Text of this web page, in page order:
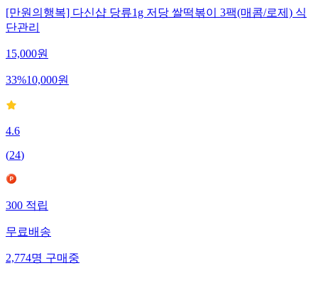
[만원의행복] 다신샵 당류1g 저당 쌀떡볶이 3팩(매콤/로제) 식
단관리
15,000원
33%10,000원
4.6
(24)
300 적립
무료배송
2,774명 구매중